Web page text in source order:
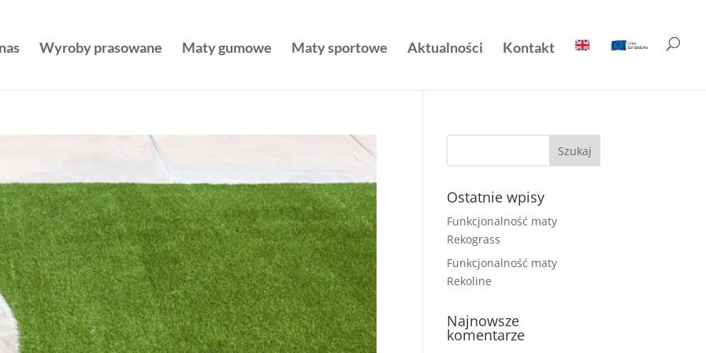
Wyroby prasowane Maty gumowe Maty sportowe Aktualności Kontakt
Ostatnie wpisy
Funkcjonalność maty
Rekograss
Funkcjonalność maty
Rekoline
Najnowsze
komentarze